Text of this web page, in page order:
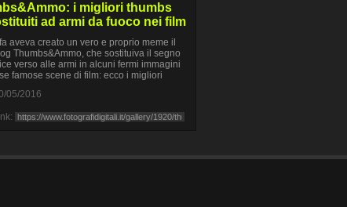
i migliori thumbs
ad armi da fuoco nei film
aveva creato un vero e proprio meme il
Thumbs&Ammo, che sostituiva il segno
verso alle armi in alcuni fermi immagini
famose scene di film: ecco i migliori
05/2016